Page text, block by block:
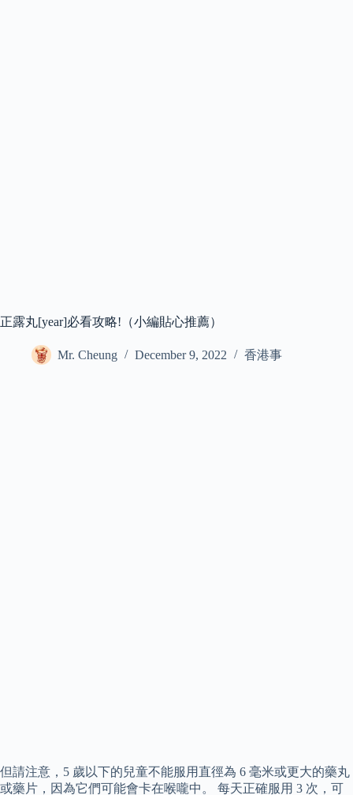
正露丸[year]必看攻略!（小編貼心推薦）
Mr. Cheung December 9, 2022 香港事
但請注意，5 歲以下的兒童不能服用直徑為 6 毫米或更大的藥丸
或藥片，因為它們可能會卡在喉嚨中。 每天正確服用 3 次，可